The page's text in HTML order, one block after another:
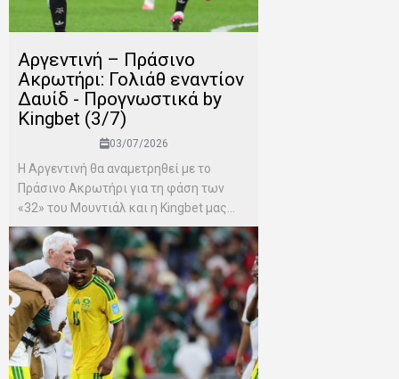
Αργεντινή – Πράσινο
Ακρωτήρι: Γολιάθ εναντίον
Δαυίδ - Προγνωστικά by
Kingbet (3/7)
03/07/2026
Η Αργεντινή θα αναμετρηθεί με το
Πράσινο Ακρωτήρι για τη φάση των
«32» του Μουντιάλ και η Kingbet μας...